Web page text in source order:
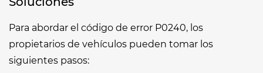
Para abordar el código de error P0240, los
propietarios de vehículos pueden tomar los
siguientes pasos: